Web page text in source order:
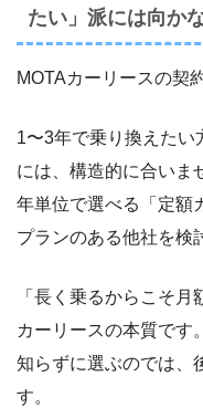
たい」派には向か
MOTAカーリースの契
1〜3年で乗り換えたい
には、構造的に合いま
年単位で選べる「定額
プランのある他社を検
「長く乗るからこそ
カーリースの本質です
知らずに選ぶのでは、
す。